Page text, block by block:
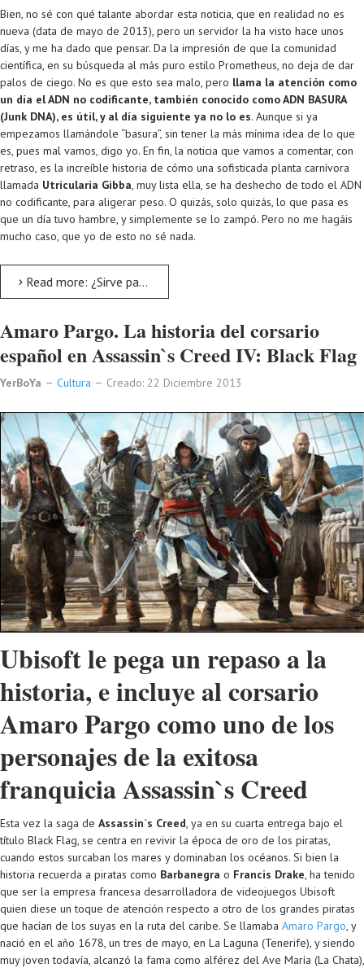
Bien, no sé con qué talante abordar esta noticia, que en realidad no es
nueva (data de mayo de 2013), pero un servidor la ha visto hace unos
días, y me ha dado que pensar. Da la impresión de que la comunidad
científica, en su búsqueda al más puro estilo Prometheus, no deja de dar
palos de ciego. No es que esto sea malo, pero llama la atención como
un día el ADN no codificante, también conocido como ADN BASURA
(Junk DNA), es útil, y al día siguiente ya no lo es. Aunque si ya
empezamos llamándole “basura”, sin tener la más mínima idea de lo que
es, pues mal vamos, digo yo. En fin, la noticia que vamos a comentar, con
retraso, es la increíble historia de cómo una sofisticada planta carnívora
llamada Utricularia Gibba, muy lista ella, se ha deshecho de todo el ADN
no codificante, para aligerar peso. O quizás, solo quizás, lo que pasa es
que un día tuvo hambre, y simplemente se lo zampó. Pero no me hagáis
mucho caso, que yo de esto no sé nada.
Read more: ¿Sirve para algo el ADN basura?
Amaro Pargo. La historia del corsario
español en Assassin`s Creed IV: Black Flag
YerBoYa Cultura Creado: 22 Diciembre 2013
Ubisoft le pega un repaso a la
historia, e incluye al corsario
Amaro Pargo como uno de los
personajes de la exitosa
franquicia Assassin`s Creed
Esta vez la saga de Assassin`s Creed, ya en su cuarta entrega bajo el
título Black Flag, se centra en revivir la época de oro de los piratas,
cuando estos surcaban los mares y dominaban los océanos. Si bien la
historia recuerda a piratas como Barbanegra o Francis Drake, ha tenido
que ser la empresa francesa desarrolladora de videojuegos Ubisoft
quien diese un toque de atención respecto a otro de los grandes piratas
que hacían de los suyas en la ruta del caribe. Se llamaba Amaro Pargo, y
nació en el año 1678, un tres de mayo, en La Laguna (Tenerife), y siendo
muy joven todavía, alcanzó la fama como alférez del Ave María (La Chata),